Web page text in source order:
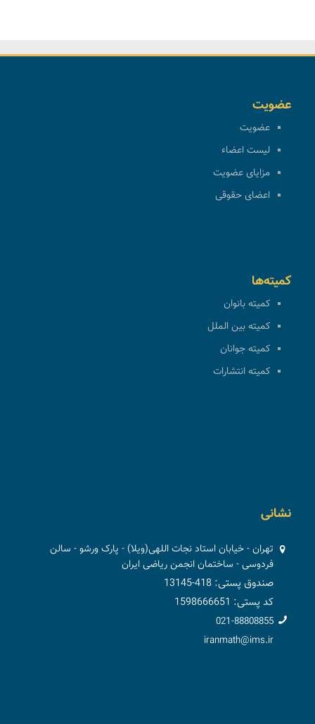
عضویت
عضویت
لیست اعضاء
مزایای عضویت
اعضای حقوقی
کمیته‌ها
کمیته بانوان
کمیته بین الملل
کمیته جوانان
کمیته انتشارات
نشانی
تهران - خیابان استاد نجات اللهی(ویلا) - پارک ورشو - سالن
فردوسی - ساختمان انجمن ریاضی ایران
صندوق پستی: 418-13145
کد پستی: 1598666651
021-88808855
iranmath@ims.ir